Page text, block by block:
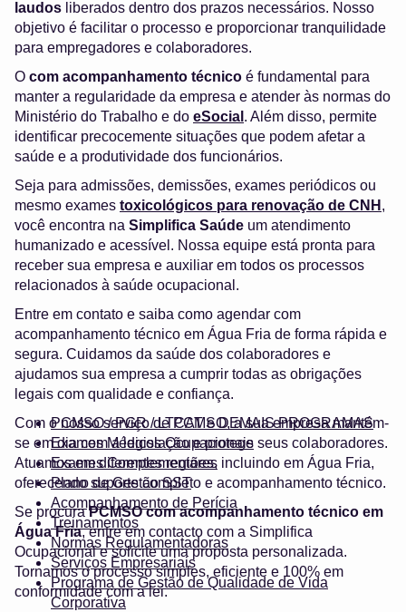
laudos liberados dentro dos prazos necessários. Nosso
objetivo é facilitar o processo e proporcionar tranquilidade
para empregadores e colaboradores.
O com acompanhamento técnico é fundamental para
manter a regularidade da empresa e atender às normas do
Ministério do Trabalho e do eSocial . Além disso, permite
identificar precocemente situações que podem afetar a
saúde e a produtividade dos funcionários.
Seja para admissões, demissões, exames periódicos ou
mesmo exames toxicológicos para renovação de CNH ,
você encontra na Simplifica Saúde um atendimento
humanizado e acessível. Nossa equipe está pronta para
receber sua empresa e auxiliar em todos os processos
relacionados à saúde ocupacional.
Entre em contato e saiba como agendar com
acompanhamento técnico em Água Fria de forma rápida e
segura. Cuidamos da saúde dos colaboradores e
ajudamos sua empresa a cumprir todas as obrigações
legais com qualidade e confiança.
PCMSO / PGR / LTCAT e DEMAIS PROGRAMAS
Exames Médicos Ocupacionais
Exames Complementares
Plano de Gestão SST
Acompanhamento de Perícia
Treinamentos
Normas Regulamentadoras
Serviços Empresariais
Programa de Gestão de Qualidade de Vida
Corporativa
Com o nosso serviço de PCMSO, a sua empresa mantém-
se em dia com a legislação e protege seus colaboradores.
Atuamos em diferentes regiões, incluindo em Água Fria,
oferecendo suporte completo e acompanhamento técnico.
Se procuraPCMSO com acompanhamento técnico em
Água Fria, entre em contacto com a Simplifica
Ocupacional e solicite uma proposta personalizada.
Tornamos o processo simples, eficiente e 100% em
conformidade com a lei.